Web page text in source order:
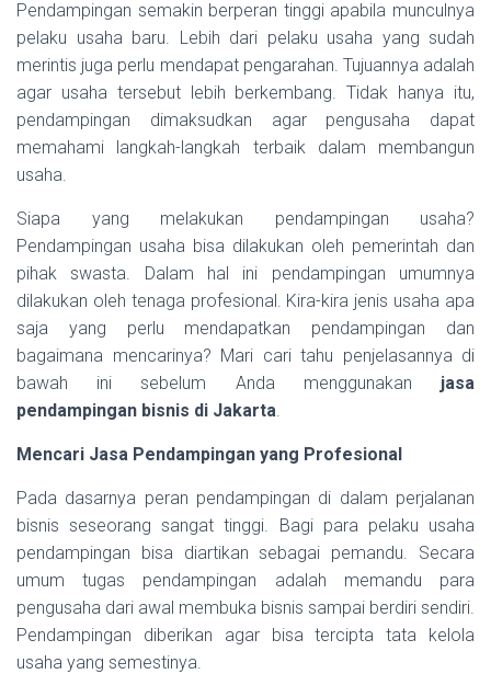
Pendampingan semakin berperan tinggi apabila munculnya
pelaku usaha baru. Lebih dari pelaku usaha yang sudah
merintis juga perlu mendapat pengarahan. Tujuannya adalah
agar usaha tersebut lebih berkembang. Tidak hanya itu,
pendampingan dimaksudkan agar pengusaha dapat
memahami langkah-langkah terbaik dalam membangun
usaha.
Siapa yang melakukan pendampingan usaha?
Pendampingan usaha bisa dilakukan oleh pemerintah dan
pihak swasta. Dalam hal ini pendampingan umumnya
dilakukan oleh tenaga profesional. Kira-kira jenis usaha apa
saja yang perlu mendapatkan pendampingan dan
bagaimana mencarinya? Mari cari tahu penjelasannya di
bawah ini sebelum Anda menggunakan jasa
pendampingan bisnis di Jakarta.
Mencari Jasa Pendampingan yang Profesional
Pada dasarnya peran pendampingan di dalam perjalanan
bisnis seseorang sangat tinggi. Bagi para pelaku usaha
pendampingan bisa diartikan sebagai pemandu. Secara
umum tugas pendampingan adalah memandu para
pengusaha dari awal membuka bisnis sampai berdiri sendiri.
Pendampingan diberikan agar bisa tercipta tata kelola
usaha yang semestinya.